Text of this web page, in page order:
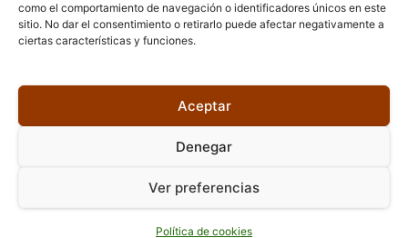
como el comportamiento de navegación o identificadores únicos en este
sitio. No dar el consentimiento o retirarlo puede afectar negativamente a
ciertas características y funciones.
Aceptar
Denegar
Ver preferencias
Política de cookies
Aviso legal|Accesibilidad